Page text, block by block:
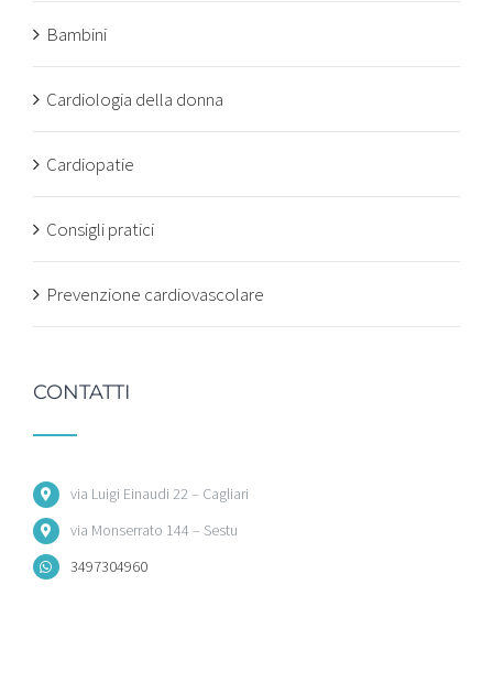
Bambini
Cardiologia della donna
Cardiopatie
Consigli pratici
Prevenzione cardiovascolare
CONTATTI
via Luigi Einaudi 22 – Cagliari
via Monserrato 144 – Sestu
3497304960